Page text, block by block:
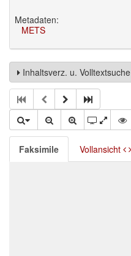
Metadaten:
METS
Inhaltsverz. u. Volltextsuche
Faksimile Vollansicht